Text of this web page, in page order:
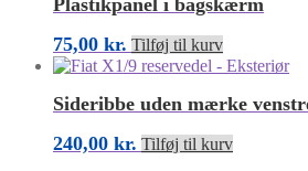
75,00 kr. Tilføj til kurv
Sideribbe uden mærke
240,00 kr. Tilføj til kurv